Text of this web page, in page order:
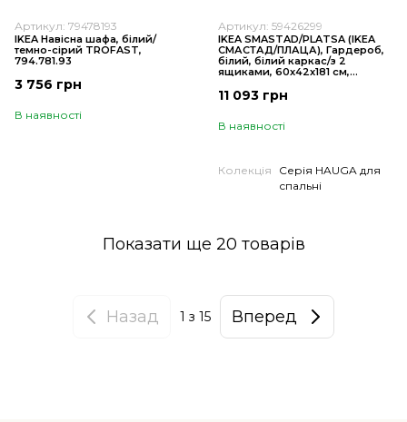
Артикул: 79478193
IKEA Навісна шафа, білий/
темно-сірий TROFAST,
794.781.93
3 756 грн
В наявності
Артикул: 59426299
IKEA SMASTAD/PLATSA (ІKEA
СМАСТАД/ПЛАЦА), Гардероб,
білий, білий каркас/з 2
ящиками, 60x42x181 см,
11 093 грн
В наявності
Колекція
Серія HAUGA для
спальні
Показати ще 20 товарів
Назад 1 з 15 Вперед